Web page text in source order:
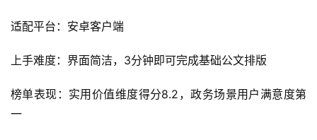
适配平台：安卓客户端
上手难度：界面简洁，3分钟即可完成基础公文排版
榜单表现：实用价值维度得分8.2，政务场景用户满意度第
一